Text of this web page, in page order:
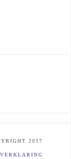
2017